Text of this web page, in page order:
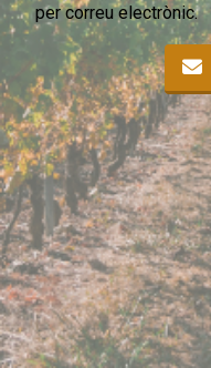
per correu electrònic.